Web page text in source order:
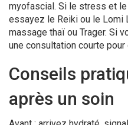
myofascial. Si le stress et
essayez le Reiki ou le Lomi
massage thaï ou Trager. Si
une consultation courte pour
Conseils
après un soin